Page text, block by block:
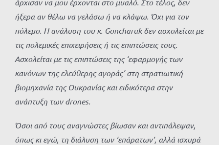
ήξερα αν θέλω να γελάσω ή να κλάψω. Όχι για τον
πόλεμο. Η ανάλυση του κ. Goncharuk δεν ασχολείται με
τις πολεμικές επιχειρήσεις ή τις επιπτώσεις τους.
Ασχολείται με τις επιπτώσεις της ‘εφαρμογής των
κανόνων της ελεύθερης αγοράς’ στη στρατιωτική
βιομηχανία της Ουκρανίας και ειδικότερα στην
ανάπτυξη των drones.
Όσοι από τους αναγνώστες βίωσαν και αντιπάλεψαν,
όπως κι εγώ, τη διάλυση των ‘επάρατων’, αλλά ισχυρά